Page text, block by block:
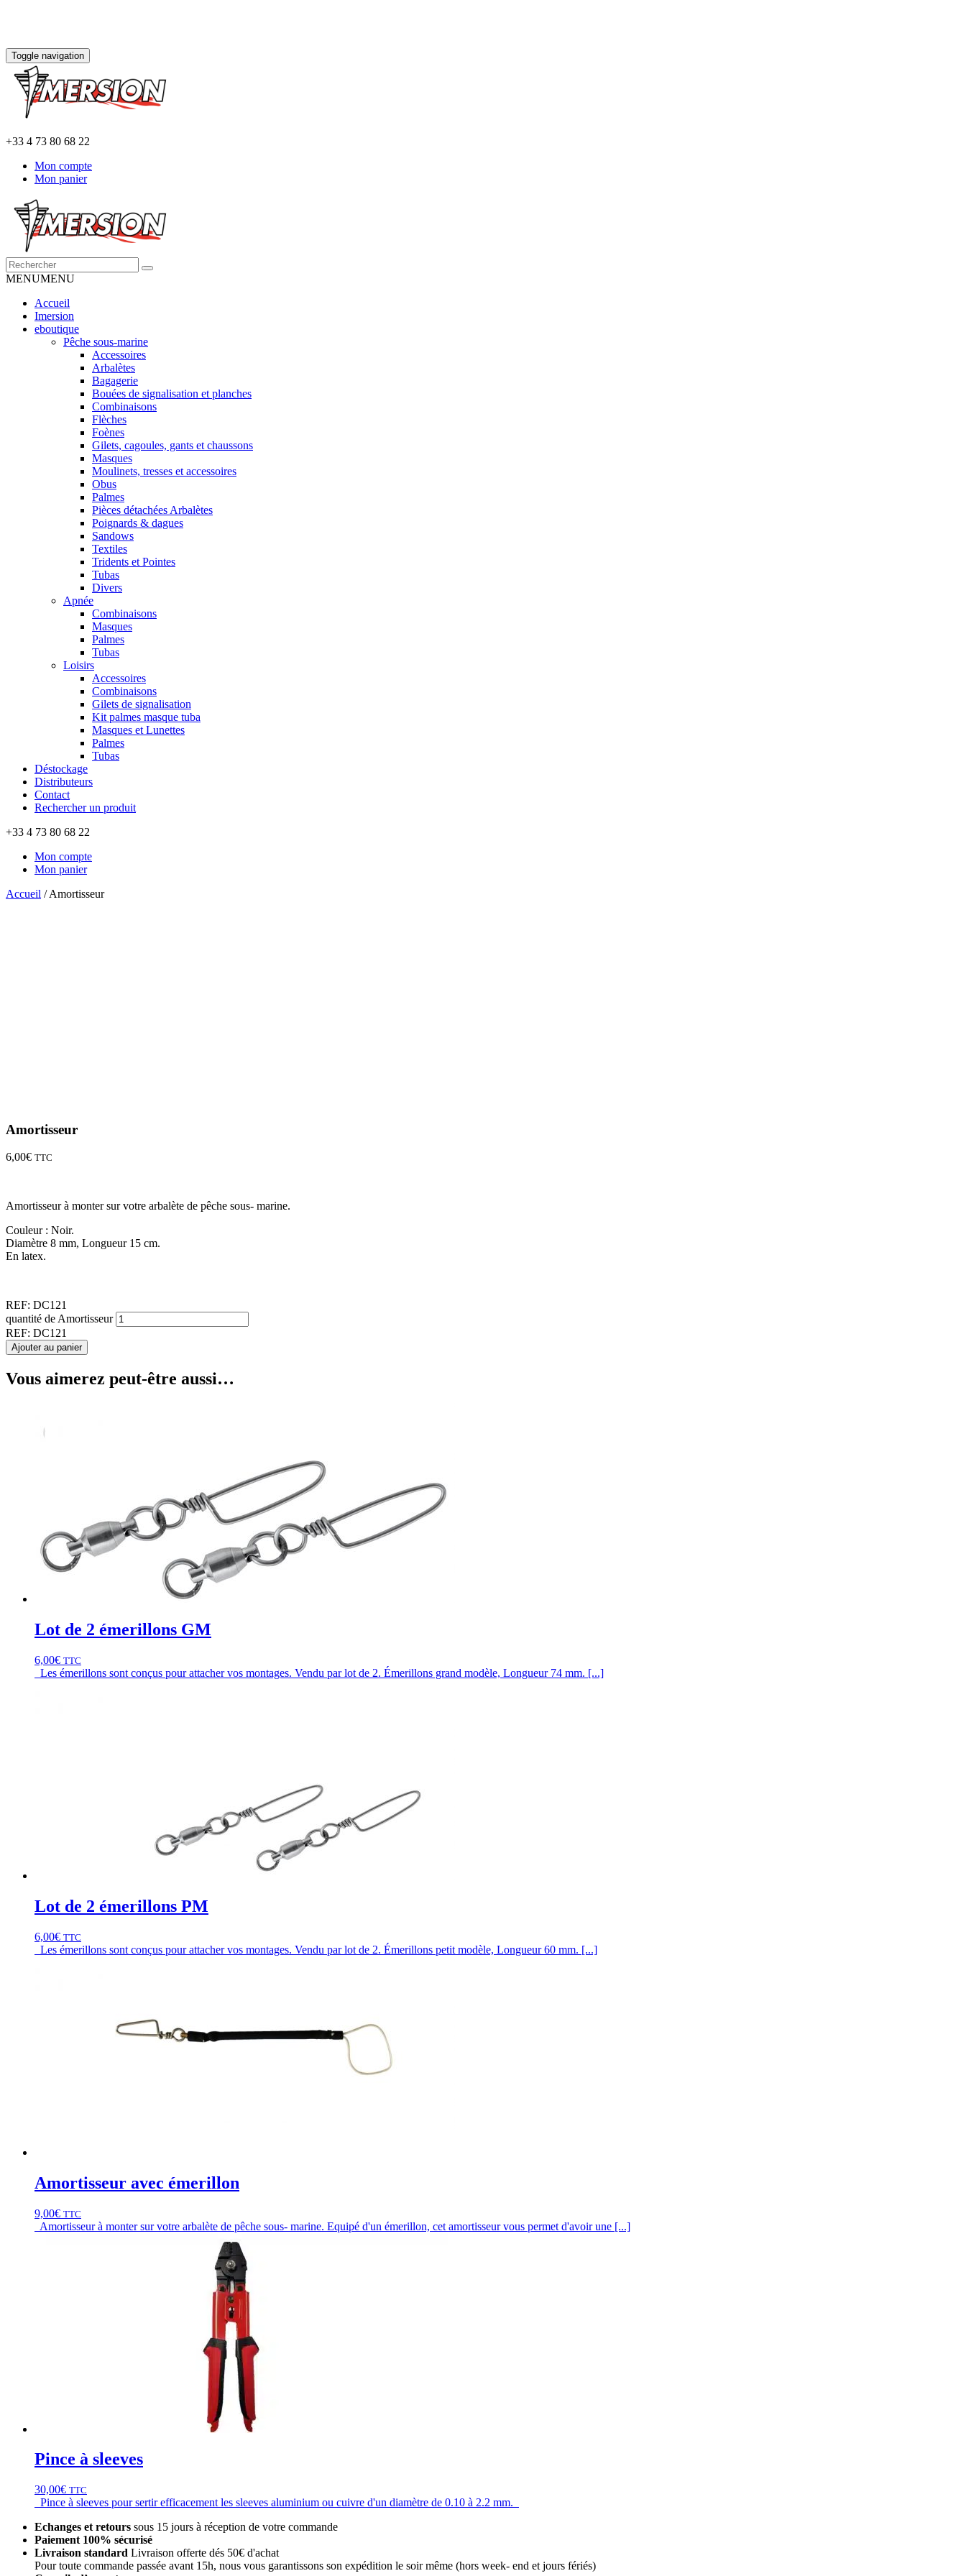
Toggle navigation
+33 4 73 80 68 22
Mon compte
Mon panier
MENUMENU
Accueil
Imersion
eboutique
Pêche sous-marine
Accessoires
Arbalètes
Bagagerie
Bouées de signalisation et planches
Combinaisons
Flèches
Foènes
Gilets, cagoules, gants et chaussons
Masques
Moulinets, tresses et accessoires
Obus
Palmes
Pièces détachées Arbalètes
Poignards & dagues
Sandows
Textiles
Tridents et Pointes
Tubas
Divers
Apnée
Combinaisons
Masques
Palmes
Tubas
Loisirs
Accessoires
Combinaisons
Gilets de signalisation
Kit palmes masque tuba
Masques et Lunettes
Palmes
Tubas
Déstockage
Distributeurs
Contact
Rechercher un produit
+33 4 73 80 68 22
Mon compte
Mon panier
Accueil /Amortisseur
Amortisseur
6,00€ TTC
Amortisseur à monter sur votre arbalète de pêche sous- marine.
Couleur : Noir.
Diamètre 8 mm, Longueur 15 cm.
En latex.
REF: DC121
quantité de Amortisseur
REF: DC121
Ajouter au panier
Vous aimerez peut-être aussi…
Lot de 2 émerillons GM
6,00€ TTC
Les émerillons sont conçus pour attacher vos montages. Vendu par lot de 2. Émerillons grand modèle, Longueur 74 mm. [...]
Lot de 2 émerillons PM
6,00€ TTC
Les émerillons sont conçus pour attacher vos montages. Vendu par lot de 2. Émerillons petit modèle, Longueur 60 mm. [...]
Amortisseur avec émerillon
9,00€ TTC
Amortisseur à monter sur votre arbalète de pêche sous- marine. Equipé d'un émerillon, cet amortisseur vous permet d'avoir une [...]
Pince à sleeves
30,00€ TTC
Pince à sleeves pour sertir efficacement les sleeves aluminium ou cuivre d'un diamètre de 0.10 à 2.2 mm.
Echanges et retours sous 15 jours à réception de votre commande
Paiement 100% sécurisé
Livraison standard Livraison offerte dés 50€ d'achat
Pour toute commande passée avant 15h, nous vous garantissons son expédition le soir même (hors week- end et jours fériés)